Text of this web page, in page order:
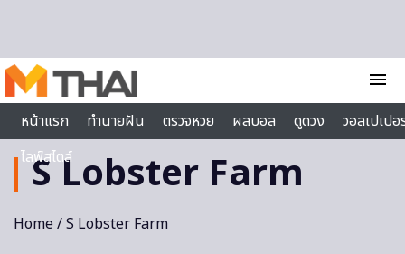
menu
หน้าแรก
ทำนายฝัน ตรวจหวย ผลบอล ดูดวง
วอลเปเป
ไลฟ์สไตล์
S Lobster Farm
Home/ S Lobster Farm